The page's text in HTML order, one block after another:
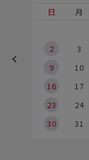
日
月
2
3
9
10
16
17
23
24
30
31